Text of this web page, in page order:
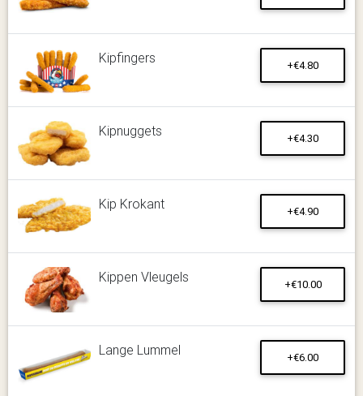
Kipfingers +€4.80
Kipnuggets +€4.30
Kip Krokant +€4.90
Kippen Vleugels +€10.00
Lange Lummel +€6.00